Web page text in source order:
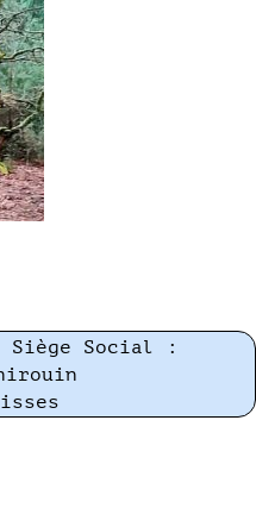
Siège Social :